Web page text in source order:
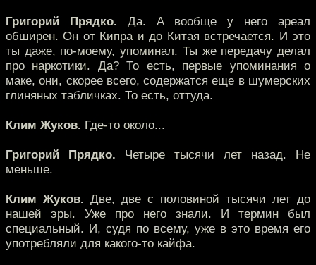
Григорий Прядко. Да. А вообще у него ареал
обширен. Он от Кипра и до Китая встречается. И это
ты даже, по-моему, упоминал. Ты же передачу делал
про наркотики. Да? То есть, первые упоминания о
маке, они, скорее всего, содержатся еще в шумерских
глиняных табличках. То есть, оттуда.
Клим Жуков. Где-то около...
Григорий Прядко. Четыре тысячи лет назад. Не
меньше.
Клим Жуков. Две, две с половиной тысячи лет до
нашей эры. Уже про него знали. И термин был
специальный. И, судя по всему, уже в это время его
употребляли для какого-то кайфа.